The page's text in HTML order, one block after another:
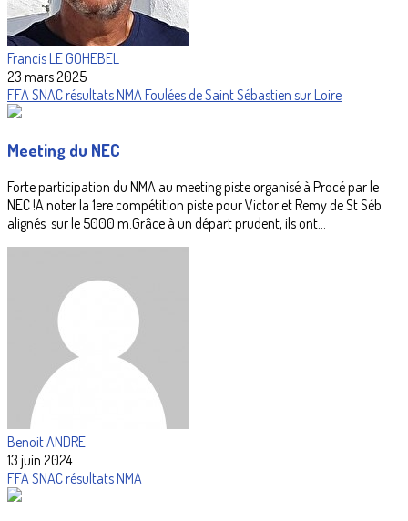
Francis LE GOHEBEL
23 mars 2025
FFASNACrésultatsNMAFoulées de Saint Sébastien sur Loire
Meeting du NEC
Forte participation du NMA au meeting piste organisé à Procé par le
NEC !A noter la 1ere compétition piste pour Victor et Remy de St Séb
alignés sur le 5000 m.Grâce à un départ prudent, ils ont...
Benoit ANDRE
13 juin 2024
FFA SNACrésultatsNMA